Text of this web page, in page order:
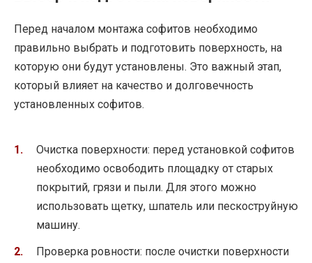
Перед началом монтажа софитов необходимо
правильно выбрать и подготовить поверхность, на
которую они будут установлены. Это важный этап,
который влияет на качество и долговечность
установленных софитов.
Очистка поверхности: перед установкой софитов
необходимо освободить площадку от старых
покрытий, грязи и пыли. Для этого можно
использовать щетку, шпатель или пескоструйную
машину.
Проверка ровности: после очистки поверхности